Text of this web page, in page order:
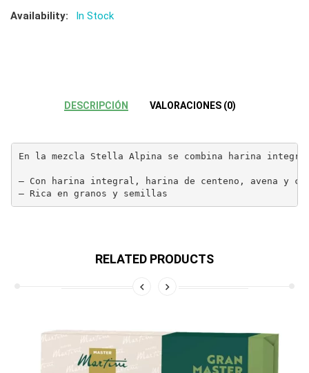
Availability: In Stock
DESCRIPCIÓN VALORACIONES (0)
En la mezcla Stella Alpina se combina harina
– Con harina integral, harina de centeno, avena y
– Rica en granos y semillas
RELATED PRODUCTS